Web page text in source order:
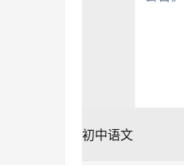
初中语文